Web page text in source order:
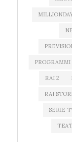
PROGRAMMI
RAI 2
RAI
SERIE